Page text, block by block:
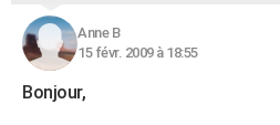
Anne B
15 févr. 2009 à 18:55
Bonjour,